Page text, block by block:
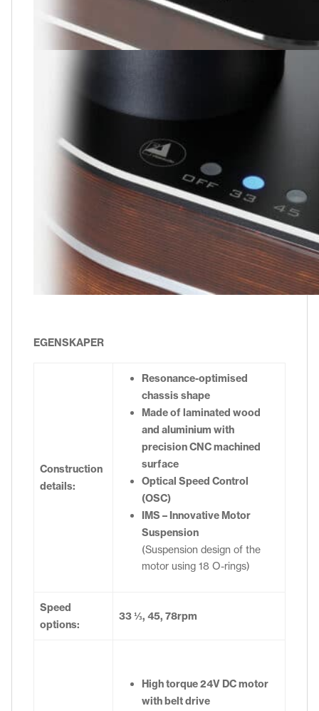
EGENSKAPER
Construction
details:
Resonance-optimised
chassis shape
Made of laminated wood
and aluminium with
precision CNC machined
surface
Optical Speed Control
(OSC)
IMS – Innovative Motor
Suspension
(Suspension design of the
motor using 18 O-rings)
Speed
options:
33 ⅓, 45, 78rpm
High torque 24V DC motor
with belt drive